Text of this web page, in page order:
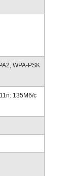
WPA-PSK
135Mб/с